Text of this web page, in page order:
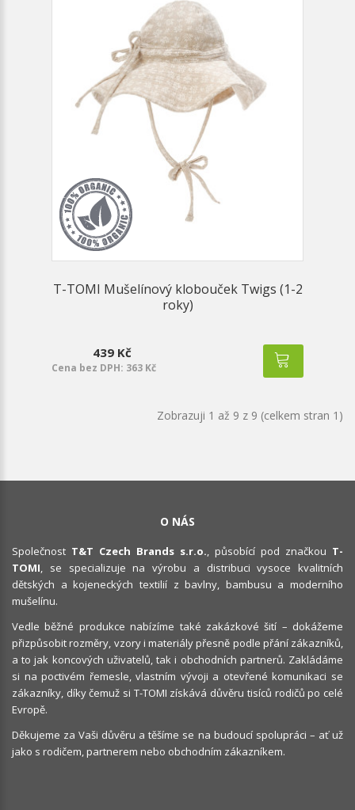
T-TOMI Mušelínový klobouček Twigs (1-2
roky)
439 Kč
Cena bez DPH: 363 Kč
Zobrazuji 1 až 9 z 9 (celkem stran 1)
O NÁS
Společnost T&T Czech Brands s.r.o., působící pod značkou T-
TOMI, se specializuje na výrobu a distribuci vysoce kvalitních
dětských a kojeneckých textilií z bavlny, bambusu a moderního
mušelínu.
Vedle běžné produkce nabízíme také zakázkové šití – dokážeme
přizpůsobit rozměry, vzory i materiály přesně podle přání zákazníků,
a to jak koncových uživatelů, tak i obchodních partnerů. Zakládáme
si na poctivém řemesle, vlastním vývoji a otevřené komunikaci se
zákazníky, díky čemuž si T-TOMI získává důvěru tisíců rodičů po celé
Evropě.
Děkujeme za Vaši důvěru a těšíme se na budoucí spolupráci – ať už
jako s rodičem, partnerem nebo obchodním zákazníkem.